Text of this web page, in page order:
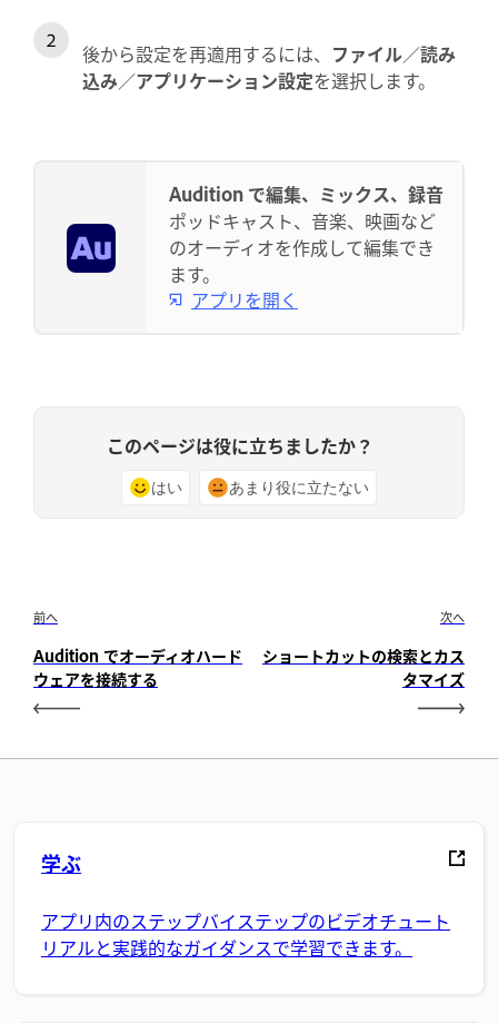
後から設定を再適用するには、 ファイル／読み
込み／アプリケーション設定を選択します。
Audition で編集、ミックス、録音
ポッドキャスト、音楽、映画など
のオーディオを作成して編集でき
ます。
アプリを開く
このページは役に立ちましたか？
はい あまり役に立たない
前へ
Audition でオーディオハード
ウェアを接続する
次へ
ショートカットの検索とカス
タマイズ
学ぶ
アプリ内のステップバイステップのビデオチュート
リアルと実践的なガイダンスで学習できます。